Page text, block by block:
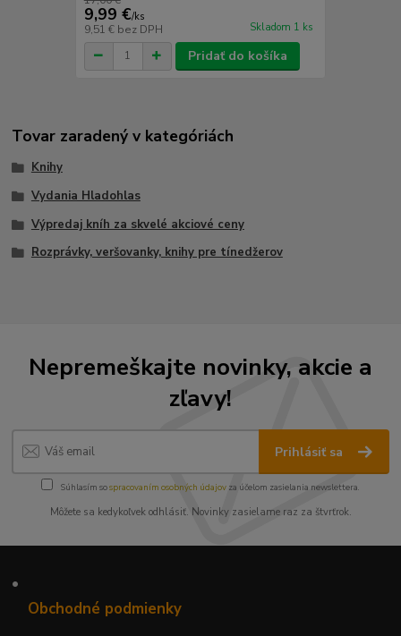
9,99 €/ks
9,51 € bez DPH Skladom 1 ks
Pridať do košíka
Tovar zaradený v kategóriách
Knihy
Vydania Hladohlas
Výpredaj kníh za skvelé akciové ceny
Rozprávky, veršovanky, knihy pre tínedžerov
Nepremeškajte novinky, akcie a
zľavy!
Prihlásiť sa
Súhlasím sospracovaním osobných údajov za účelom zasielania newslettera.
Môžete sa kedykoľvek odhlásiť. Novinky zasielame raz za štvrťrok.
•
Obchodné podmienky